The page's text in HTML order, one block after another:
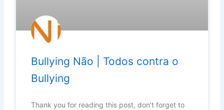
Bullying Não | Todos contra o
Bullying
Thank you for reading this post, don’t forget to